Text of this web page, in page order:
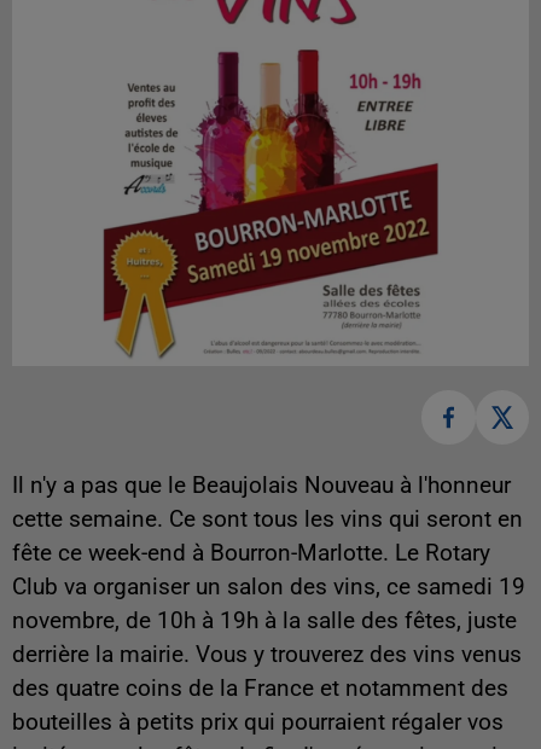
Il n'y a pas que le Beaujolais Nouveau à l'honneur
cette semaine. Ce sont tous les vins qui seront en
fête ce week-end à Bourron-Marlotte. Le Rotary
Club va organiser un salon des vins, ce samedi 19
novembre, de 10h à 19h à la salle des fêtes, juste
derrière la mairie. Vous y trouverez des vins venus
des quatre coins de la France et notamment des
bouteilles à petits prix qui pourraient régaler vos